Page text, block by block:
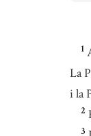
1
La
i la
2
3